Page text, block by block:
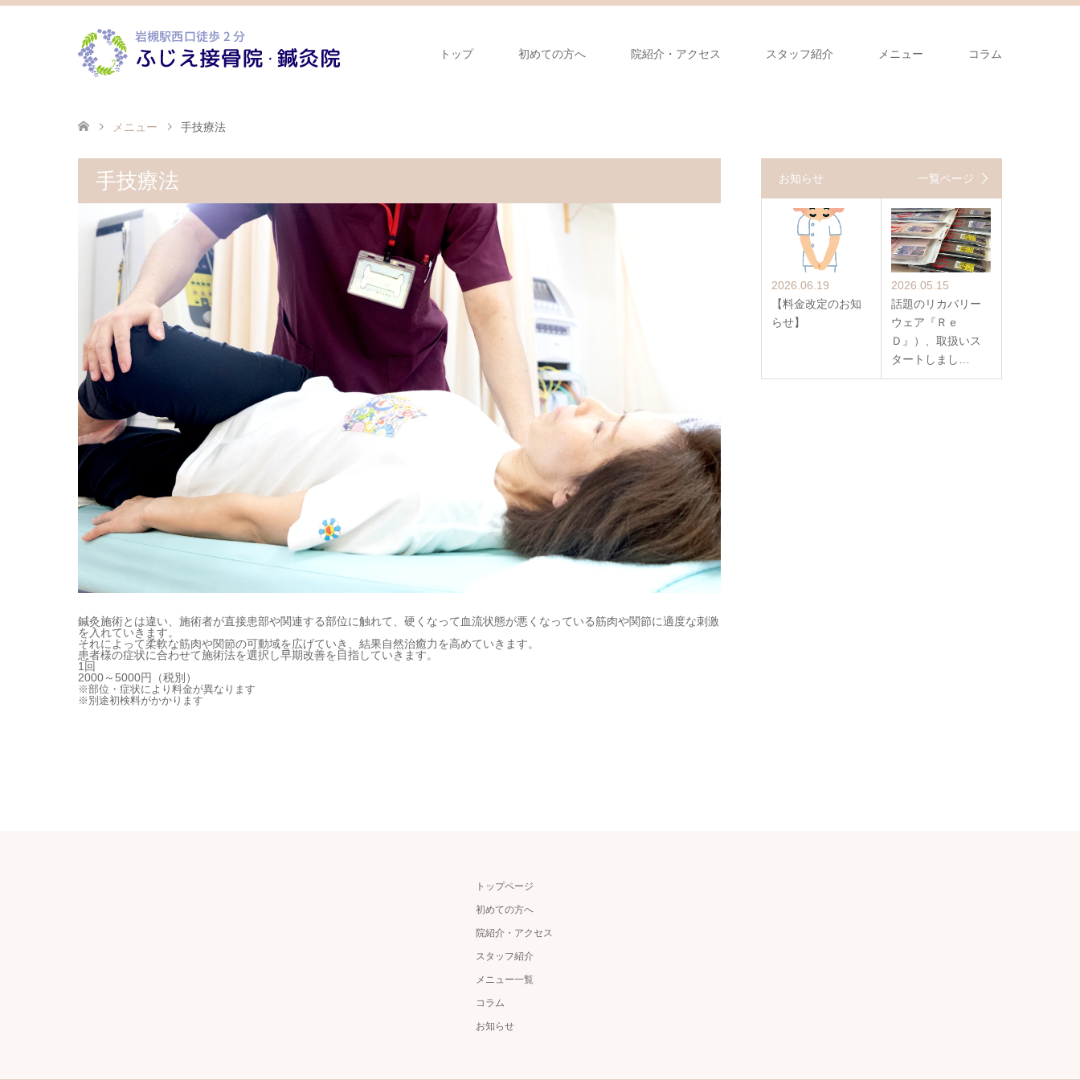
トップ 初めての方へ 院紹介・アクセス スタッフ紹介 メニュー コラム
メニュー 手技療法
手技療法
鍼灸施術とは違い、施術者が直接患部や関連する部位に触れて、硬くなって血流状態が悪くなっている筋肉や関節に適度な刺激
を入れていきます。
それによって柔軟な筋肉や関節の可動域を広げていき、結果自然治癒力を高めていきます。
患者様の症状に合わせて施術法を選択し早期改善を目指していきます。
1回
2000～5000円（税別）
※部位・症状により料金が異なります
※別途初検料がかかります
お知らせ 一覧ページ
2026.06.19
【料金改定のお知
らせ】
2026.05.15
話題のリカバリー
ウェア『Ｒｅ
Ｄ』）、取扱いス
タートしまし…
トップページ
初めての方へ
院紹介・アクセス
スタッフ紹介
メニュー一覧
コラム
お知らせ